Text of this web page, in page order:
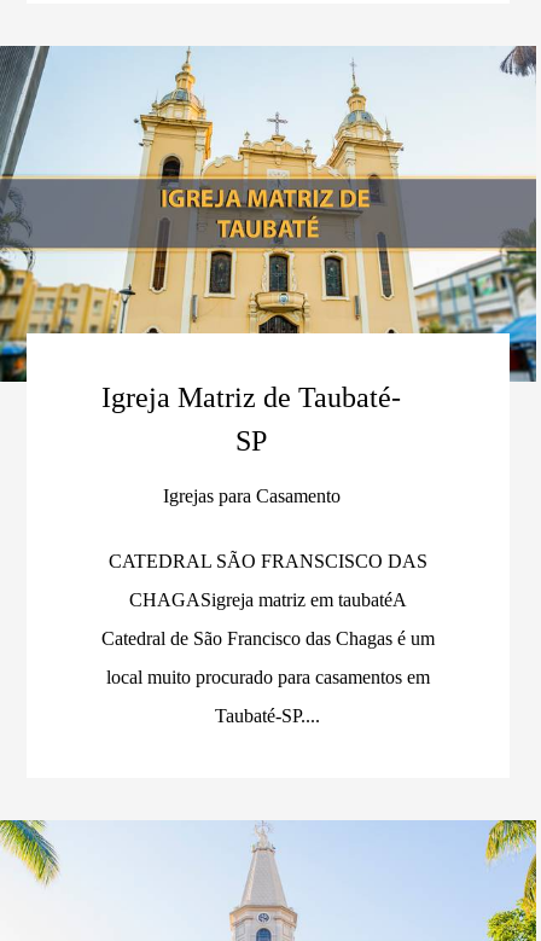
Igreja Matriz de Taubaté-
SP
Igrejas para Casamento
CATEDRAL SÃO FRANSCISCO DAS
CHAGASigreja matriz em taubaté A
Catedral de São Francisco das Chagas é um
local muito procurado para casamentos em
Taubaté-SP....